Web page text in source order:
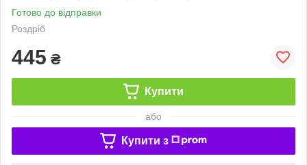
Готово до відправки
Роздріб
445 ₴
Купити
або
Купити з